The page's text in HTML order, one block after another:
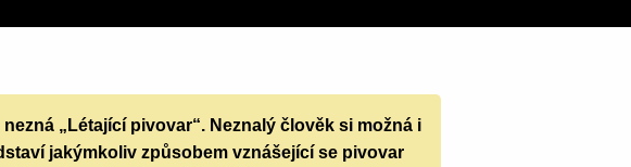
„Létající pivovar“. Neznalý člověk si možná i
jakýmkoliv způsobem vznášející se pivovar